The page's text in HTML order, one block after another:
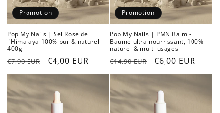
Promotion
Pop My Nails | Sel Rose de
l'Himalaya 100% pur & naturel -
400g
Prix
habituel
€7,90 EUR
Prix
promotionnel
€4,00 EUR
Promotion
Pop My Nails | PMN Balm -
Baume ultra nourrissant, 100%
naturel & multi usages
Prix
habituel
€14,90 EUR
Prix
promotionnel
€6,00 EUR